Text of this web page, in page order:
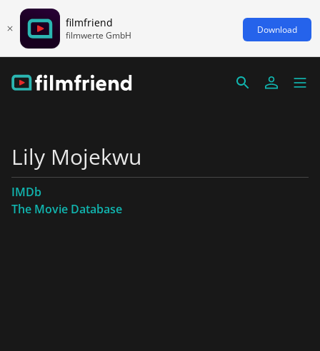
filmfriend
filmwerte GmbH Download
Lily Mojekwu
IMDb
The Movie Database